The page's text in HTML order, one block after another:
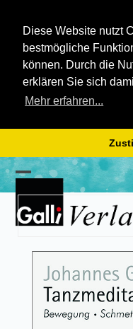
Diese Website nutzt
bestmögliche
können. Durch die
erklären Sie sich
Mehr erfahren...
Skip
to
content
Open
mobile
Close
mobile